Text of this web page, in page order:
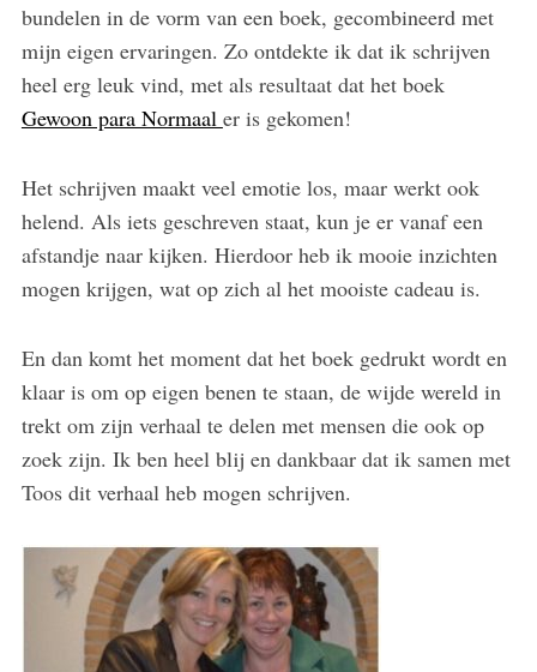
bundelen in de vorm van een boek, gecombineerd met
mijn eigen ervaringen. Zo ontdekte ik dat ik schrijven
heel erg leuk vind, met als resultaat dat het boek
Gewoon para Normaal er is gekomen!
Het schrijven maakt veel emotie los, maar werkt ook
helend. Als iets geschreven staat, kun je er vanaf een
afstandje naar kijken. Hierdoor heb ik mooie inzichten
mogen krijgen, wat op zich al het mooiste cadeau is.
En dan komt het moment dat het boek gedrukt wordt en
klaar is om op eigen benen te staan, de wijde wereld in
trekt om zijn verhaal te delen met mensen die ook op
zoek zijn. Ik ben heel blij en dankbaar dat ik samen met
Toos dit verhaal heb mogen schrijven.